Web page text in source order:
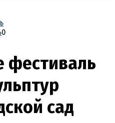
0
фестиваль
сад